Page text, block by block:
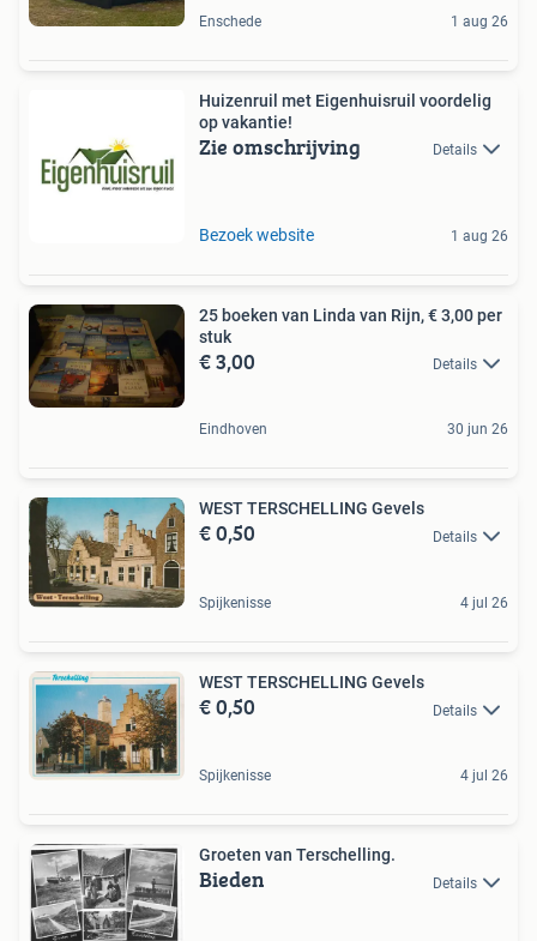
Enschede 1 aug 26
Huizenruil met Eigenhuisruil voordelig
op vakantie!
Zie omschrijving Details
Bezoek website 1 aug 26
25 boeken van Linda van Rijn, € 3,00 per
stuk
€ 3,00 Details
Eindhoven 30 jun 26
WEST TERSCHELLING Gevels
€ 0,50 Details
Spijkenisse 4 jul 26
WEST TERSCHELLING Gevels
€ 0,50 Details
Spijkenisse 4 jul 26
Groeten van Terschelling.
Bieden Details